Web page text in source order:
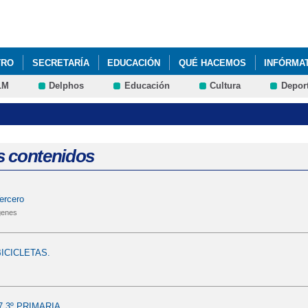
SECRETARÍA EDUCACIÓN QUÉ HACEMOS
Delphos Educación Cultura
contenidos